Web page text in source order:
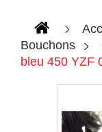
Bouchons
bleu 450 YZF